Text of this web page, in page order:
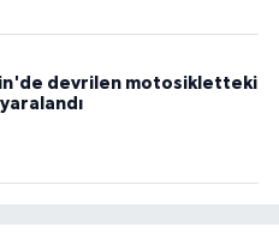
devrilen motosikletteki